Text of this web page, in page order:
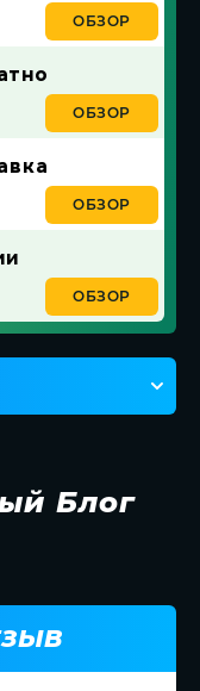
Блог
ОБЗОР
ОБЗОР
ОБЗОР
ОБЗОР